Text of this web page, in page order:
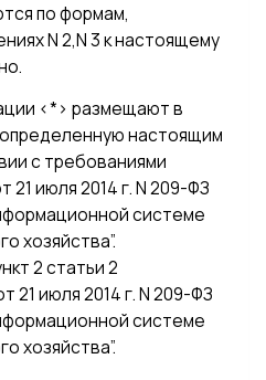
по формам,
N 2,N 3 к настоящему
<*> размещают в
настоящим
с требованиями
июля 2014 г. N 209-ФЗ
системе
хозяйства”.
2 статьи 2
21 июля 2014 г. N 209-ФЗ
системе
хозяйства”.